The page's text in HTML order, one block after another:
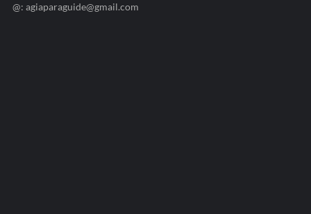
@: agiaparaguide@gmail.com